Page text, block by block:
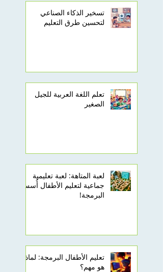
تسخير الذكاء الصناعي
لتحسين طرق التعليم
تعلم اللغة العربية للجيل
الصغير
لعبة المتاهة: لعبة تعليمية
جماعية لتعليم الأطفال أُسس
البرمجة!
تعليم الأطفال البرمجة: لماذا
هو مهم؟